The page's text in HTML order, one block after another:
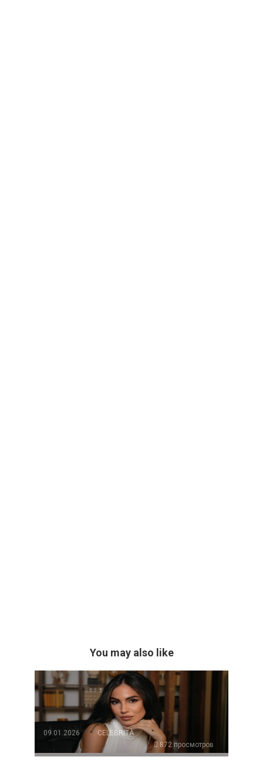
You may also like
09.01.2026
CELEBRITÀ
872 просмотров